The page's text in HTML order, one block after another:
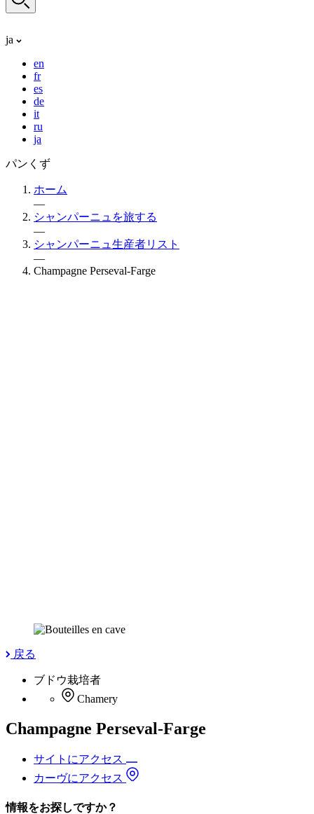
ja
en
fr
es
de
it
ru
ja
パンくず
ホーム
—
シャンパーニュを旅する
—
シャンパーニュ生産者リスト
—
Champagne Perseval-Farge
戻る
ブドウ栽培者
Chamery
Champagne Perseval-Farge
サイトにアクセス
カーヴにアクセス
情報をお探しですか？